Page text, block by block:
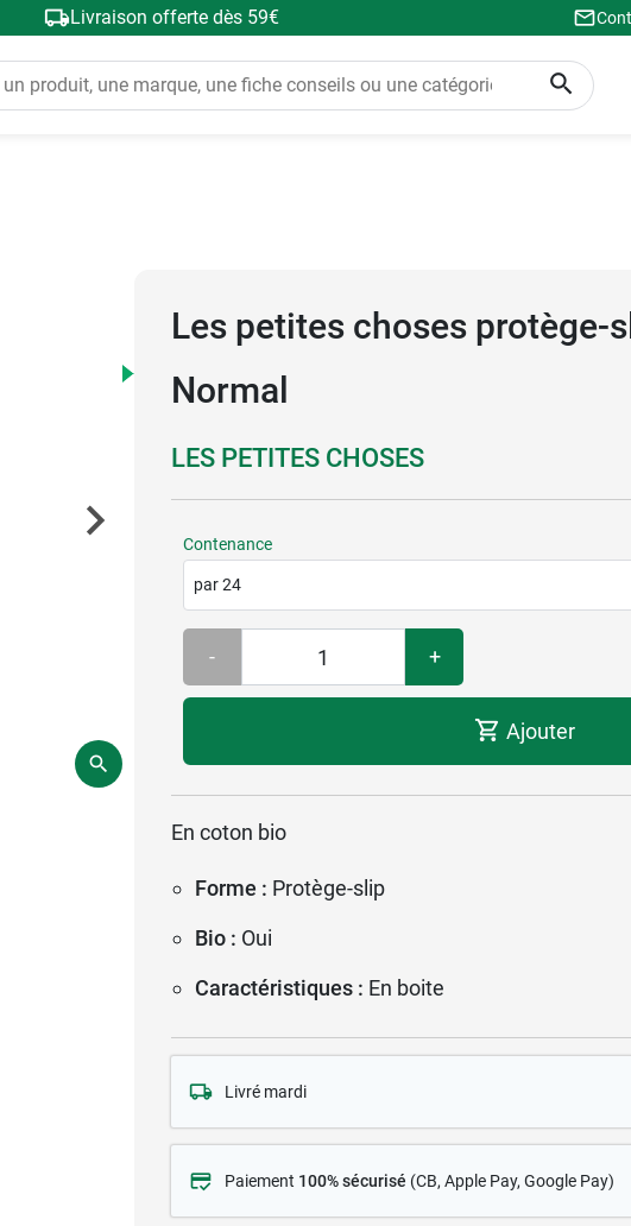
Livraison offerte dès 59€
Les petites choses protège-
Normal
LES PETITES CHOSES
Contenance
par 24
- +
Ajouter
En coton bio
Forme : Protège-slip
Bio : Oui
Caractéristiques : En boite
Livré mardi
Paiement 100% sécurisé (CB, Apple Pay, Google Pay)